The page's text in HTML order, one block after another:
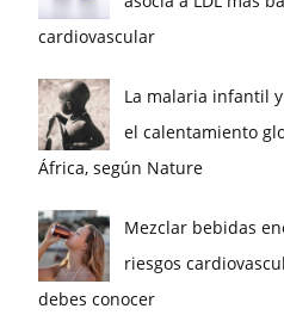
cardiovascular
La malaria infantil
el calentamiento
África, según Nature
Mezclar bebidas
riesgos
debes conocer